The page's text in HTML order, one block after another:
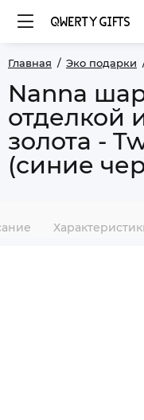
Главная Эко подарки
Nanna
отделкой
золота -
(синие